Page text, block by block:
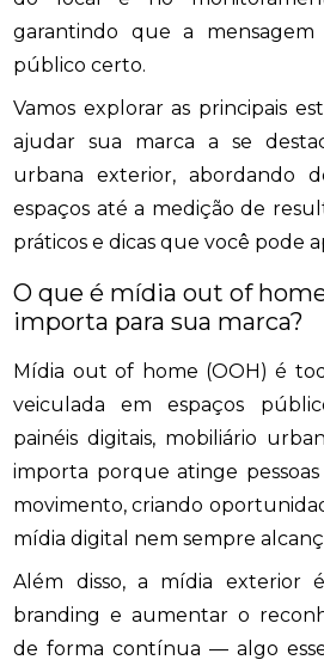
garantindo que a
público certo.
Vamos explorar as principais
ajudar sua marca a se
urbana exterior, abordando
espaços até a medição de
práticos e dicas que você pode
O que é mídia out of
importa para sua marca?
Mídia out of home (OOH) é
veiculada em espaços
painéis digitais, mobiliário
importa porque atinge
movimento, criando
mídia digital nem sempre
Além disso, a mídia exterior
branding e aumentar o
de forma contínua — algo